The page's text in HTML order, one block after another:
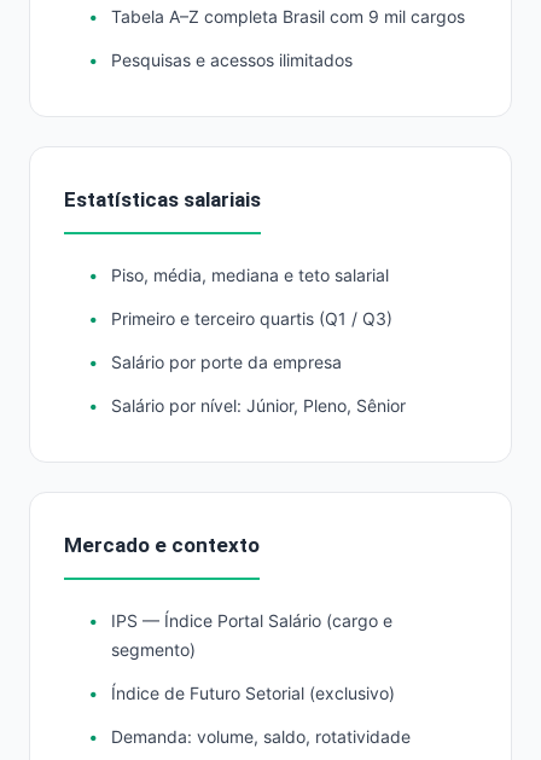
Tabela A–Z completa Brasil com 9 mil cargos
Pesquisas e acessos ilimitados
Estatísticas salariais
Piso, média, mediana e teto salarial
Primeiro e terceiro quartis (Q1 / Q3)
Salário por porte da empresa
Salário por nível: Júnior, Pleno, Sênior
Mercado e contexto
IPS — Índice Portal Salário (cargo e
segmento)
Índice de Futuro Setorial (exclusivo)
Demanda: volume, saldo, rotatividade